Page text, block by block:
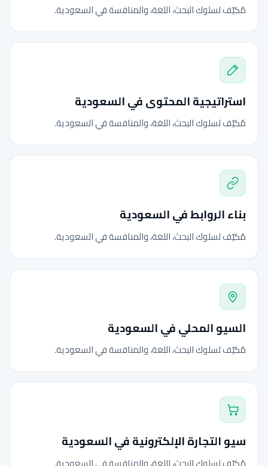
مُكيّف لسلوك البحث، اللغة، والمنافسة في السعودية.
استراتيجية المحتوى في السعودية
مُكيّف لسلوك البحث، اللغة، والمنافسة في السعودية.
بناء الروابط في السعودية
مُكيّف لسلوك البحث، اللغة، والمنافسة في السعودية.
السيو المحلي في السعودية
مُكيّف لسلوك البحث، اللغة، والمنافسة في السعودية.
سيو التجارة الإلكترونية في السعودية